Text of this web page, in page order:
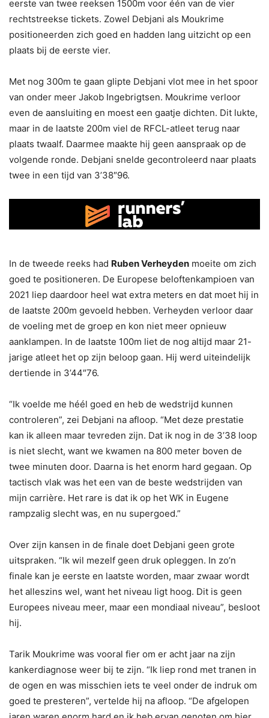
eerste van twee reeksen 1500m voor één van de vier
rechtstreekse tickets. Zowel Debjani als Moukrime
positioneerden zich goed en hadden lang uitzicht op een
plaats bij de eerste vier.
Met nog 300m te gaan glipte Debjani vlot mee in het spoor
van onder meer Jakob Ingebrigtsen. Moukrime verloor
even de aansluiting en moest een gaatje dichten. Dit lukte,
maar in de laatste 200m viel de RFCL-atleet terug naar
plaats twaalf. Daarmee maakte hij geen aanspraak op de
volgende ronde. Debjani snelde gecontroleerd naar plaats
twee in een tijd van 3’38″96.
In de tweede reeks had Ruben Verheyden moeite om zich
goed te positioneren. De Europese beloftenkampioen van
2021 liep daardoor heel wat extra meters en dat moet hij in
de laatste 200m gevoeld hebben. Verheyden verloor daar
de voeling met de groep en kon niet meer opnieuw
aanklampen. In de laatste 100m liet de nog altijd maar 21-
jarige atleet het op zijn beloop gaan. Hij werd uiteindelijk
dertiende in 3’44″76.
“Ik voelde me héél goed en heb de wedstrijd kunnen
controleren”, zei Debjani na afloop. “Met deze prestatie
kan ik alleen maar tevreden zijn. Dat ik nog in de 3’38 loop
is niet slecht, want we kwamen na 800 meter boven de
twee minuten door. Daarna is het enorm hard gegaan. Op
tactisch vlak was het een van de beste wedstrijden van
mijn carrière. Het rare is dat ik op het WK in Eugene
rampzalig slecht was, en nu supergoed.”
Over zijn kansen in de finale doet Debjani geen grote
uitspraken. “Ik wil mezelf geen druk opleggen. In zo’n
finale kan je eerste en laatste worden, maar zwaar wordt
het alleszins wel, want het niveau ligt hoog. Dit is geen
Europees niveau meer, maar een mondiaal niveau”, besloot
hij.
Tarik Moukrime was vooral fier om er acht jaar na zijn
kankerdiagnose weer bij te zijn. “Ik liep rond met tranen in
de ogen en was misschien iets te veel onder de indruk om
goed te presteren”, vertelde hij na afloop. “De afgelopen